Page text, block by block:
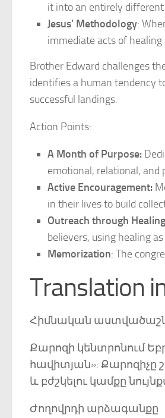
it into an entirely
Jesus’ Methodology:
immediate acts of
Brother Edward challenges
identifies a human tendency
successful landings.
Action Points:
A Month of Purpose:
emotional, relational, and
Active Encouragement:
in their lives to build
Outreach through Healing
believers, using healing
Memorization: The
Translation
Հիմնական
Քարոզի կենտրոնում
հավիտյան»: Քարոզիչը
և բժշկելու կամքը
Ժողովրդի արձագանքը